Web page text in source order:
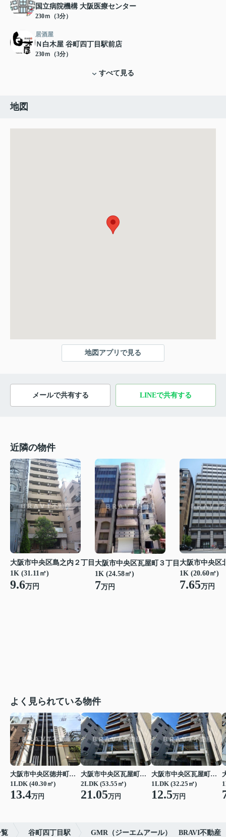
国立病院機構 大阪医療センター
230ｍ（3分）
居酒屋
Ｎ白木屋 谷町四丁目駅前店
230ｍ（3分）
すべて見る
地図
地図アプリで見る
メールで共有する LINEで共有する
近隣の物件
大阪市中央区島之内２丁目
1K (31.11㎡)
9.6万円
大阪市中央区瓦屋町３丁目
1K (24.58㎡)
7万円
大阪市中央区
1K (20.60㎡)
7.65万円
よく見られている物件
大阪市中央区徳井町２丁目
1LDK (40.30㎡)
13.4万円
大阪市中央区瓦屋町１丁目
2LDK (53.55㎡)
21.05万円
大阪市中央区瓦屋町１丁目
1LDK (32.25㎡)
12.5万円
谷町四丁目駅 GMR（ジーエムアール） BRAVI不動産